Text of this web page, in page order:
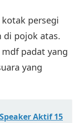
persegi
di pojok atas.
padat yang
yang
Aktif 15